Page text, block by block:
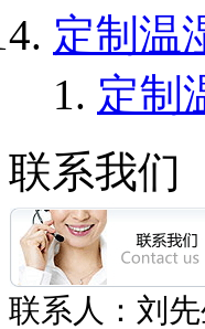
定制温
定制
联系我们
联系人：刘先